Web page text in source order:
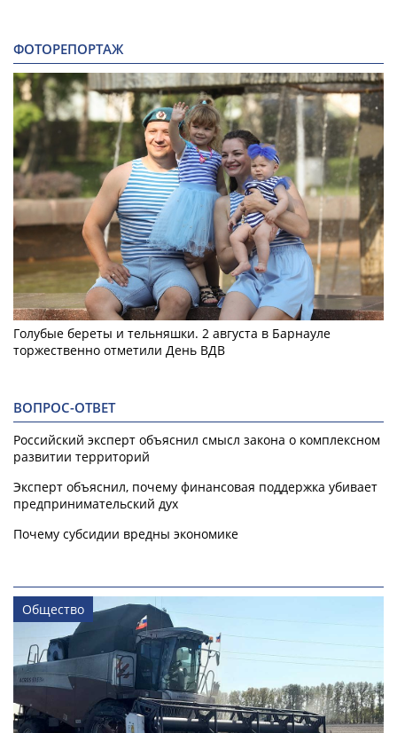
ФОТОРЕПОРТАЖ
Голубые береты и тельняшки. 2 августа в Барнауле
торжественно отметили День ВДВ
ВОПРОС-ОТВЕТ
Российский эксперт объяснил смысл закона о комплексном
развитии территорий
Эксперт объяснил, почему финансовая поддержка убивает
предпринимательский дух
Почему субсидии вредны экономике
Общество